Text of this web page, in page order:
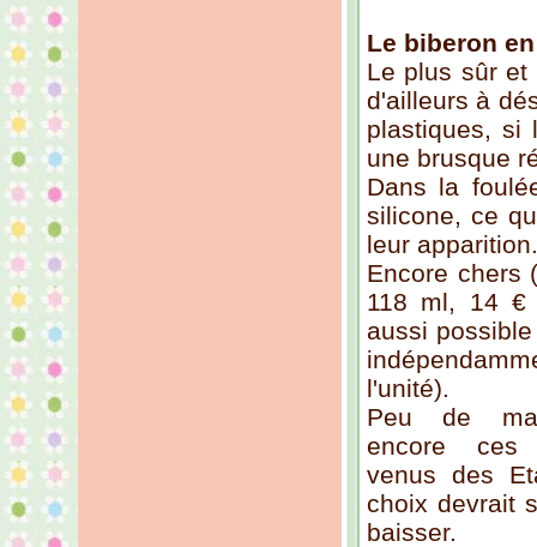
Le biberon
Le plus sûr et
d'ailleurs à
plastiques, si
une brusque
Dans la
silicone, ce
leur apparition.
Encore chers
118 ml, 14
aussi
l'unité).
Peu de
encore ces
venus des
choix devrait
baisser.